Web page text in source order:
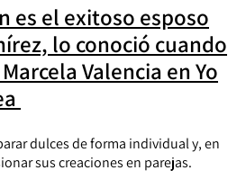
es el exitoso esposo
lo conoció cuando
Valencia en Yo
dulces de forma individual y, en
sus creaciones en parejas.